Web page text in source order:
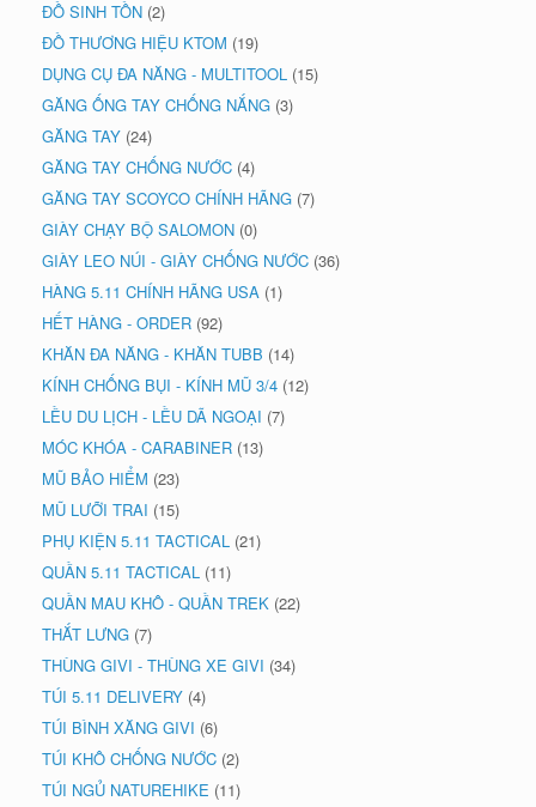
ĐỒ SINH TỒN (2)
ĐỒ THƯƠNG HIỆU KTOM (19)
DỤNG CỤ ĐA NĂNG - MULTITOOL (15)
GĂNG ỐNG TAY CHỐNG NẮNG (3)
GĂNG TAY (24)
GĂNG TAY CHỐNG NƯỚC (4)
GĂNG TAY SCOYCO CHÍNH HÃNG (7)
GIÀY CHẠY BỘ SALOMON (0)
GIÀY LEO NÚI - GIÀY CHỐNG NƯỚC (36)
HÀNG 5.11 CHÍNH HÃNG USA (1)
HẾT HÀNG - ORDER (92)
KHĂN ĐA NĂNG - KHĂN TUBB (14)
KÍNH CHỐNG BỤI - KÍNH MŨ 3/4 (12)
LỀU DU LỊCH - LỀU DÃ NGOẠI (7)
MÓC KHÓA - CARABINER (13)
MŨ BẢO HIỂM (23)
MŨ LƯỠI TRAI (15)
PHỤ KIỆN 5.11 TACTICAL (21)
QUẦN 5.11 TACTICAL (11)
QUẦN MAU KHÔ - QUẦN TREK (22)
THẮT LƯNG (7)
THÙNG GIVI - THÙNG XE GIVI (34)
TÚI 5.11 DELIVERY (4)
TÚI BÌNH XĂNG GIVI (6)
TÚI KHÔ CHỐNG NƯỚC (2)
TÚI NGỦ NATUREHIKE (11)